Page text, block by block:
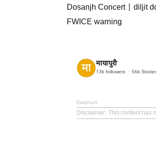
Dosanjh Concert | diljit
FWICE warning
मायापुरी
13k followers 56k
Dailyhunt
Disclaimer: This content has